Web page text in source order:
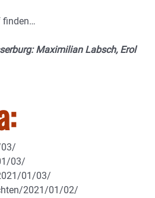
finden…
Maximilian Labsch, Erol
03/
01/03/
2021/01/02/